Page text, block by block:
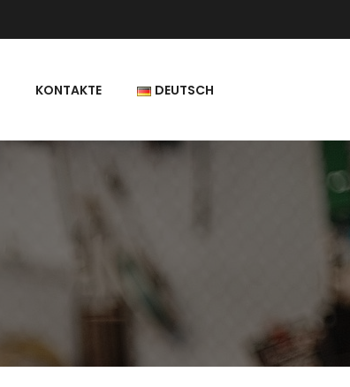
KONTAKTE DEUTSCH